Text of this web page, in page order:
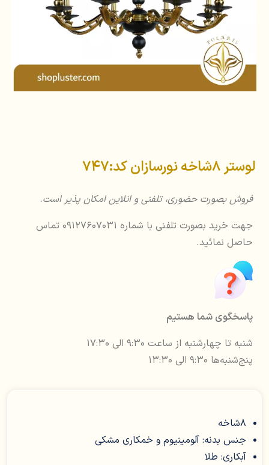
لوستر 8شاخه نورسازان کد:747
فروش بصورت حضوری، تلفنی و انلاین امکان پذیر است.
جهت خرید بصورت تلفنی با شماره 09127607031 تماس
حاصل نمائید.
پاسخگوی شما هستیم
شنبه تا چهارشنبه از ساعت ۹:۳۰ الی ۱۷:۳۰
پنج‌شنبه‌ها ۹:۳۰ الی ۱۳:۳۰
8شاخه
جنس بدنه: آلومینیوم و خمکاری مشکی
آبکاری: طلا